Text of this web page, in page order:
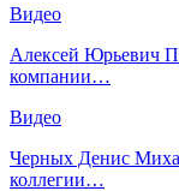
Видео
Алексей Юрьевич
компании…
Видео
Черных Денис
коллегии…